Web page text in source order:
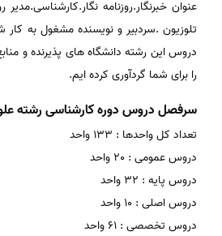
عنوان خبرنگار.روزنامه
تلوزیون .سردبیر و نویسنده مشغول به
دروس این رشته دانشگاه های پذیرنده و
را برای شما گردآوری کرده ایم.
سرفصل دروس دوره کارشناسی رشته
تعداد کل واحدها : 133 واحد
دروس عمومی : 20 واحد
دروس پایه : 32 واحد
دروس اصلی : 10 واحد
دروس تخصصی : 61 واحد